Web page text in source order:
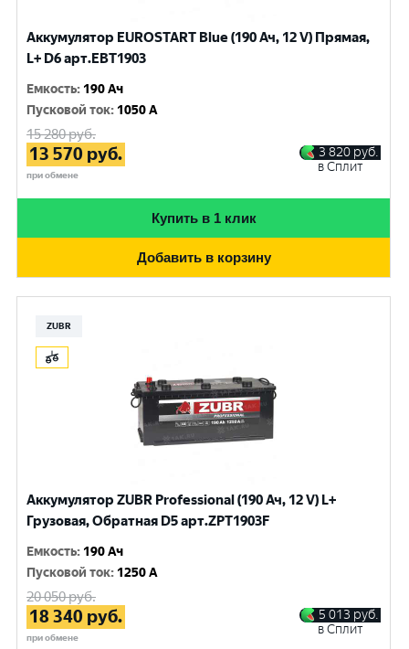
Аккумулятор EUROSTART Blue (190 Ач, 12 V) Прямая,
L+ D6 арт.EBT1903
Емкость: 190 Ач
Пусковой ток: 1050 A
15 280руб.
13 570 руб.
при обмене
3 820 руб.
в Сплит
Купить в 1 клик
Добавить в корзину
ZUBR
Аккумулятор ZUBR Professional (190 Ач, 12 V) L+
Грузовая, Обратная D5 арт.ZPT1903F
Емкость: 190 Ач
Пусковой ток: 1250 A
20 050руб.
18 340 руб.
при обмене
5 013 руб.
в Сплит